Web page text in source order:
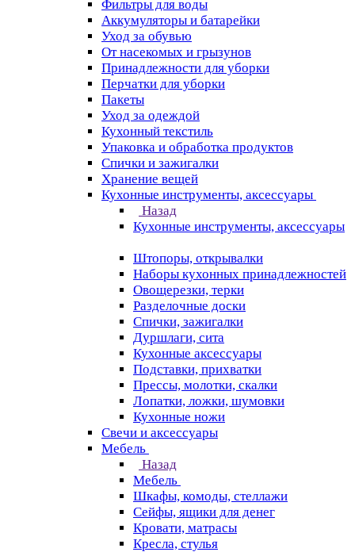
Фильтры для воды
Аккумуляторы и батарейки
Уход за обувью
От насекомых и грызунов
Принадлежности для уборки
Перчатки для уборки
Пакеты
Уход за одеждой
Кухонный текстиль
Упаковка и обработка продуктов
Спички и зажигалки
Хранение вещей
Кухонные инструменты, аксессуары
Назад
Кухонные инструменты, аксессуары
Штопоры, открывалки
Наборы кухонных принадлежностей
Овощерезки, терки
Разделочные доски
Спички, зажигалки
Дуршлаги, сита
Кухонные аксессуары
Подставки, прихватки
Прессы, молотки, скалки
Лопатки, ложки, шумовки
Кухонные ножи
Свечи и аксессуары
Мебель
Назад
Мебель
Шкафы, комоды, стеллажи
Сейфы, ящики для денег
Кровати, матрасы
Кресла, стулья